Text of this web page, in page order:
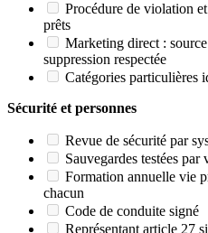
Procédure de violation
prêts
Marketing direct :
suppression respectée
Catégories particulières
Sécurité et personnes
Revue de sécurité par
Sauvegardes testées par
Formation annuelle vie
chacun
Code de conduite signé
Représentant article 27